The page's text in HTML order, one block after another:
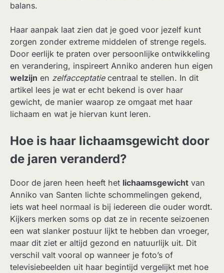
balans.
Haar aanpak laat zien dat je goed voor jezelf kunt
zorgen zonder extreme middelen of strenge regels.
Door eerlijk te praten over persoonlijke ontwikkeling
en verandering, inspireert Anniko anderen hun eigen
welzijn en zelfacceptatiecentraal te stellen. In dit
artikel lees je wat er echt bekend is over haar
gewicht, de manier waarop ze omgaat met haar
lichaam en wat je hiervan kunt leren.
Hoe is haar lichaamsgewicht door
de jaren veranderd?
Door de jaren heen heeft het lichaamsgewicht van
Anniko van Santen lichte schommelingen gekend,
iets wat heel normaal is bij iedereen die ouder wordt.
Kijkers merken soms op dat ze in recente seizoenen
een wat slanker postuur lijkt te hebben dan vroeger,
maar dit ziet er altijd gezond en natuurlijk uit. Dit
verschil valt vooral op wanneer je foto’s of
televisiebeelden uit haar begintijd vergelijkt met hoe